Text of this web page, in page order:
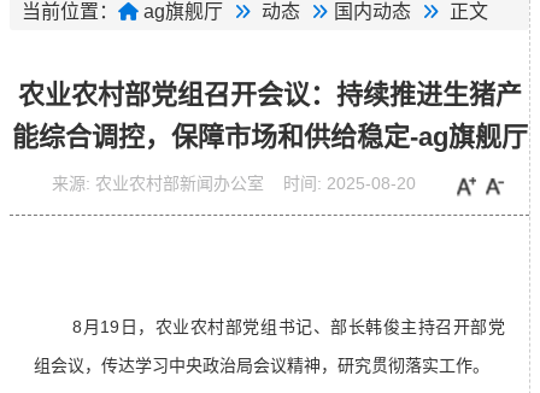
当前位置： ag旗舰厅 动态 国内动态 正文
农业农村部党组召开会议：持续推进生猪产
能综合调控，保障市场和供给稳定-ag旗舰厅
来源: 农业农村部新闻办公室 时间: 2025-08-20
8月19日，农业农村部党组书记、部长韩俊主持召开部党
组会议，传达学习中央政治局会议精神，研究贯彻落实工作。